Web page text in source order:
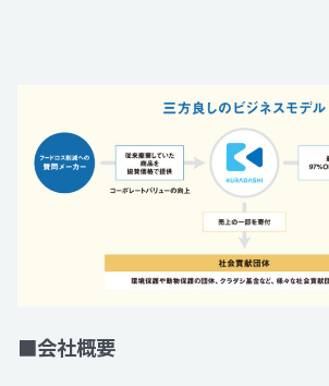
■会社概要